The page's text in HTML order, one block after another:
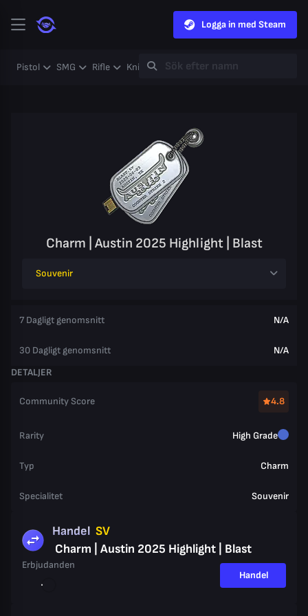
Logga in med Steam
Pistol SMG Rifle Knife Gloves Heavy
Charm | Austin 2025 Highlight | Blast
Souvenir
7 Dagligt genomsnitt N/A
30 Dagligt genomsnitt
N/A
DETALJER
Community Score 4.8
Rarity High Grade
Typ Charm
Specialitet Souvenir
Handel SV
Charm | Austin 2025 Highlight | Blast
Erbjudanden
Handel